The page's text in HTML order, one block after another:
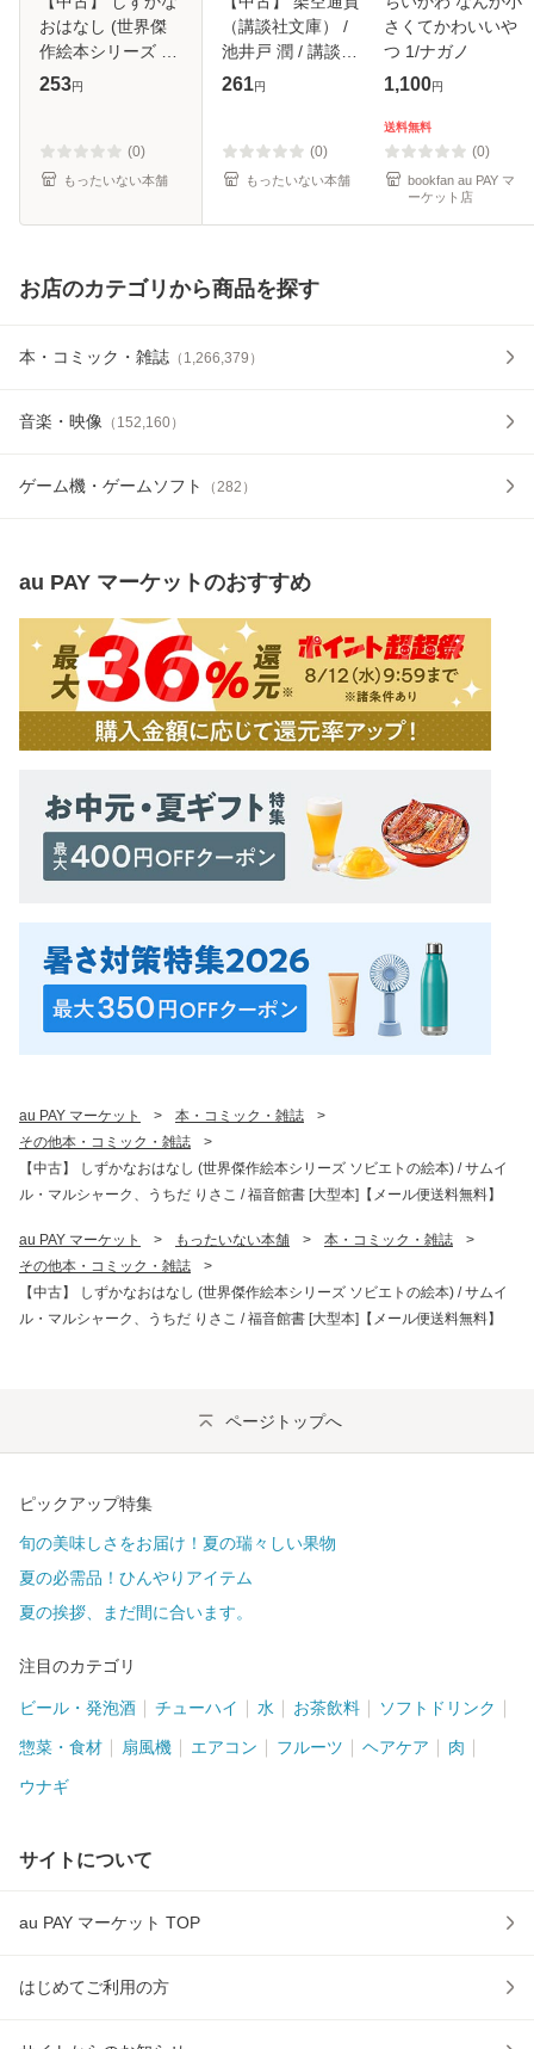
おはなし (世界傑
作絵本シリーズ ソ
ビエトの絵本) / サ
こ / 福音館書 [大型
本]【メ
253円
(0)
もったいない本舗
（講談社文庫） /
池井戸 潤 / 講談社
[文庫]【メール便送
261円
(0)
もったいない本舗
さくてかわいいや
つ 1/ナガノ
1,100円
送料無料
(0)
bookfan au PAY マ
ーケット店
お店のカテゴリから商品を探す
本・コミック・雑誌 （ 1,266,379 ）
音楽・映像 （ 152,160）
ゲーム機・ゲームソフト （282 ）
au PAY マーケットのおすすめ
au PAY マーケット > 本・コミック・雑誌
>
その他本・コミック・雑誌
>
【中古】 しずかなおはなし (世界傑作絵本シリーズ ソビエトの絵本) / サムイ
ル・マルシャーク、うちだ りさこ / 福音館書 [大型本]【メール便送料無料】
au PAY マーケット > もったいない本舗 > 本・コミック・雑誌
>
その他本・コミック・雑誌
>
【中古】 しずかなおはなし (世界傑作絵本シリーズ ソビエトの絵本) / サムイ
ル・マルシャーク、うちだ りさこ / 福音館書 [大型本]【メール便送料無料】
ページトップへ
ピックアップ特集
旬の美味しさをお届け！夏の瑞々しい果物
夏の必需品！ひんやりアイテム
夏の挨拶、まだ間に合います。
注目のカテゴリ
ビール・発泡酒 チューハイ 水 お茶飲料 ソフトドリンク
惣菜・食材 扇風機 エアコン フルーツ ヘアケア 肉
ウナギ
サイトについて
au PAY マーケット TOP
はじめてご利用の方